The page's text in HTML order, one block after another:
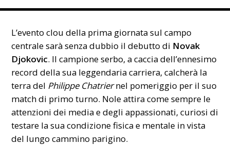
L’evento clou della prima giornata sul campo
centrale sarà senza dubbio il debutto di Novak
Djokovic. Il campione serbo, a caccia dell’ennesimo
record della sua leggendaria carriera, calcherà la
terra del Philippe Chatriernel pomeriggio per il suo
match di primo turno. Nole attira come sempre le
attenzioni dei media e degli appassionati, curiosi di
testare la sua condizione fisica e mentale in vista
del lungo cammino parigino.